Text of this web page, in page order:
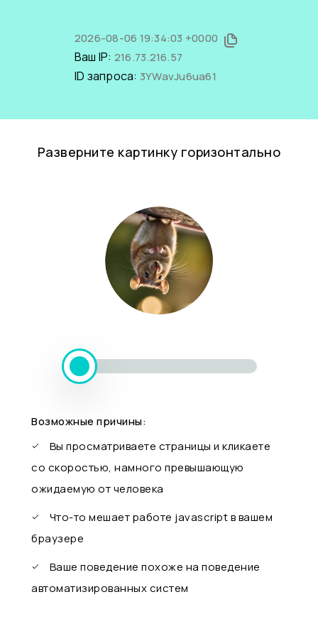
2026-08-06 19:34:03 +0000
Ваш IP: 216.73.216.57
ID запроса: 3YWavJu6ua61
Разверните картинку горизонтально
Возможные причины:
Вы просматриваете страницы и кликаете
со скоростью, намного превышающую
ожидаемую от человека
Что-то мешает работе javascript в вашем
браузере
Ваше поведение похоже на поведение
автоматизированных систем